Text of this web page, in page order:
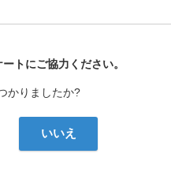
トにご協力ください。
かりましたか?
いいえ